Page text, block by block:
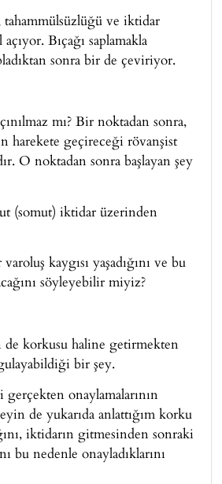
ve iktidar
Bıçağı saplamakla
sonra bir de çeviriyor.
mı? Bir noktadan sonra,
harekete geçireceği rövanşist
O noktadan sonra başlayan şey
(somut) iktidar üzerinden
kaygısı yaşadığını ve bu
söyleyebilir miyiz?
korkusu haline getirmekten
bir şey.
gerçekten onaylamalarının
de yukarıda anlattığım korku
iktidarın gitmesinden sonraki
bu nedenle onayladıklarını